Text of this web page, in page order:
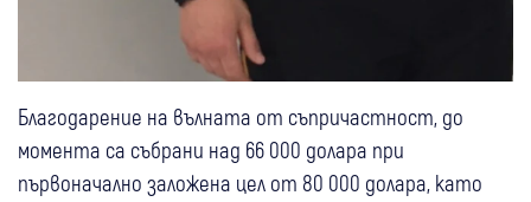
Благодарение на вълната от съпричастност, до
момента са събрани над 66 000 долара при
първоначално заложена цел от 80 000 долара, като